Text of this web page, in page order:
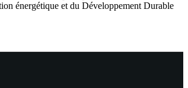
énergétique et du Développement Durable